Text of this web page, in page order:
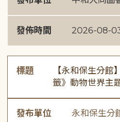
發佈時間 2026-08-
標題
【永和保生分館
籤》動物世界主
發布單位 永和保生分